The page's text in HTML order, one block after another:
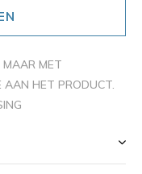
MAAR MET
AAN HET PRODUCT.